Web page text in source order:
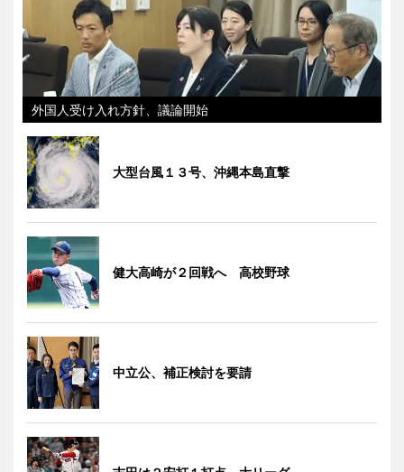
外国人受け入れ方針、議論開始
大型台風１３号、沖縄本島直撃
健大高崎が２回戦へ 高校野球
中立公、補正検討を要請